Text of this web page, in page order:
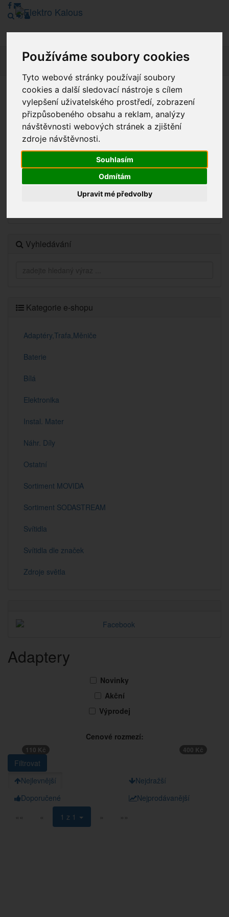
Používáme soubory cookies
Tyto webové stránky používají soubory
cookies a další sledovací nástroje s cílem
vylepšení uživatelského prostředí, zobrazení
přizpůsobeného obsahu a reklam, analýzy
návštěvnosti webových stránek a zjištění
zdroje návštěvnosti.
Souhlasím
Odmítám
Upravit mé předvolby
Vážení zákazníci, v tuto chvíli je Náš internetový obchod v
režimu Katalogu. Objednávky on-line nyní nelze vyřídit.
Děkujeme za pochopení.
Novinky
Vyhledávání
Kategorie e-shopu
Adaptéry,Trafa,Měniče
Baterie
Bílá
Elektronika
Instal. Mater
Náhr. Díly
Ostatní
Sortiment MOVIDA
Sortiment SODASTREAM
Svítidla
Svítidla dle značek
Zdroje světla
Adaptery
Novinky
Akční
Výprodej
Cenové rozmezí:
110 Kč 400 Kč
Nejlevnější
Nejdražší
Doporučené
Nejprodávanější
««
« 1 z 1 » »»